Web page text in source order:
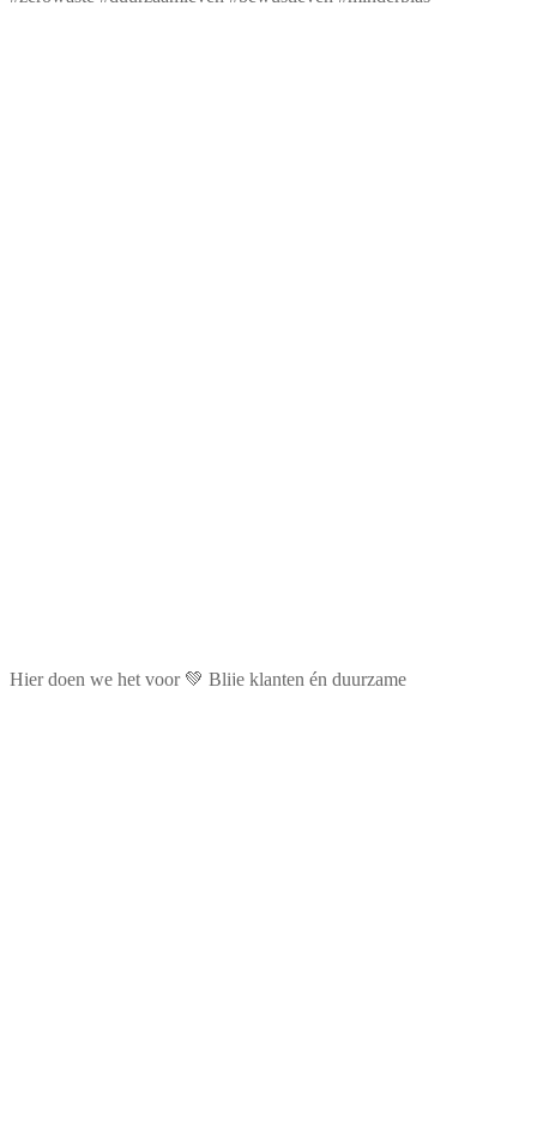
Hier doen we het voor 💚 Blije klanten én duurzame